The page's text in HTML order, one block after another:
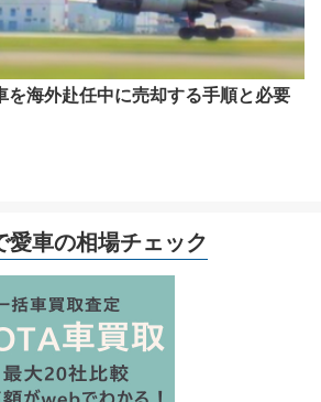
を海外赴任中に売却する手順と必要
愛車の相場チェック